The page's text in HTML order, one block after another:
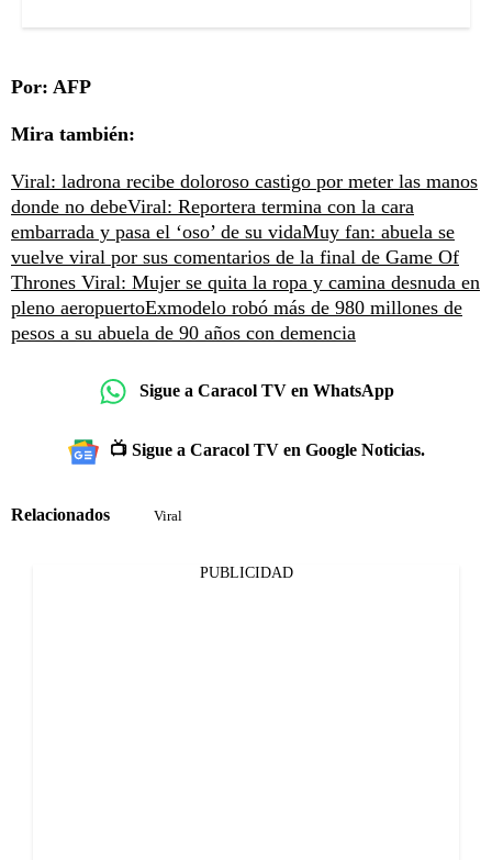
Por: AFP
Mira también:
Viral: ladrona recibe doloroso castigo por meter las manos
donde no debeViral: Reportera termina con la cara
embarrada y pasa el ‘oso’ de su vidaMuy fan: abuela se
vuelve viral por sus comentarios de la final de Game Of
Thrones Viral: Mujer se quita la ropa y camina desnuda en
pleno aeropuertoExmodelo robó más de 980 millones de
pesos a su abuela de 90 años con demencia
Sigue a Caracol TV en WhatsApp
📺 Sigue a Caracol TV en Google Noticias.
Relacionados Viral
PUBLICIDAD